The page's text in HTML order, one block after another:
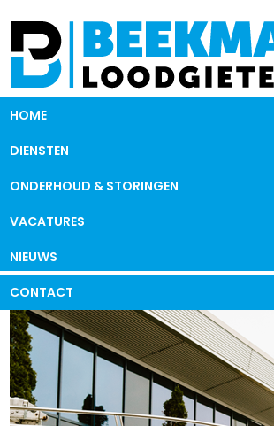
HOME
DIENSTEN
ONDERHOUD & STORINGEN
VACATURES
NIEUWS
CONTACT